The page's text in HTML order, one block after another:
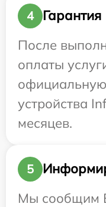
4
Гарантия
После
оплаты
устройства
месяцев.
5
Мы сообщим